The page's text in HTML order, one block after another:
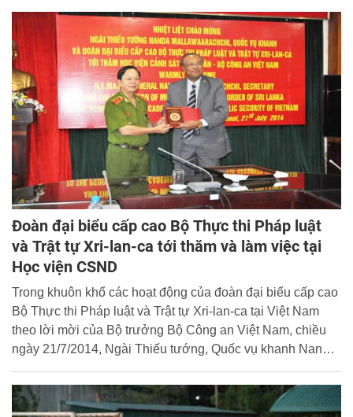
viện Cảnh sát Hoàng gia Thái Lan từ ngày 14/07/2014 đến
ngày 18/07/2014. Thay mặt Ban giám đốc Học viện Cảnh
sát Hoàng gia Thái Lan, Trung tướng Sudka
Techakiengkrai, Giám đốc Học viện đã chủ trì tiếp đoàn.
Đoàn đại biểu cấp cao Bộ Thực thi Pháp luật
và Trật tự Xri-lan-ca tới thăm và làm việc tại
Học viện CSND
Trong khuôn khổ các hoạt động của đoàn đại biểu cấp cao
Bộ Thực thi Pháp luật và Trật tự Xri-lan-ca tại Việt Nam
theo lời mời của Bộ trưởng Bộ Công an Việt Nam, chiều
ngày 21/7/2014, Ngài Thiếu tướng, Quốc vụ khanh Nanda
làm việc với Học viện CSND.